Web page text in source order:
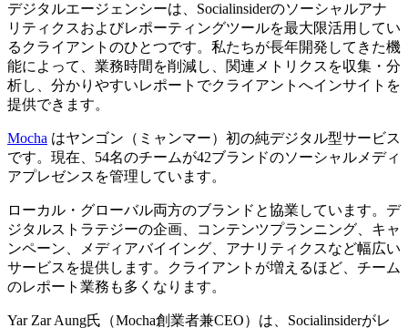
デジタルエージェンシーは、Socialinsiderのソーシャルアナ
リティクスおよびレポーティングツールを最大限活用してい
るクライアントのひとつです。私たちが長年開発してきた機
能によって、業務時間を削減し、関連メトリクスを収集・分
析し、分かりやすいレポートでクライアントへインサイトを
提供できます。
Mocha はヤンゴン（ミャンマー）初の純デジタル型サービス
です。現在、54名のチームが42ブランドのソーシャルメディ
アプレゼンスを管理しています。
ローカル・グローバル両方のブランドと協業しています。デ
ジタルストラテジーの企画、コンテンツプランニング、キャ
ンペーン、メディアバイイング、アナリティクスなど幅広い
サービスを提供します。クライアントが増えるほど、チーム
のレポート業務も多くなります。
Yar Zar Aung氏（Mocha創業者兼CEO）は、Socialinsiderがレ